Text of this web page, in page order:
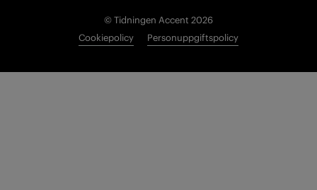
© Tidningen Accent 2026
Cookiepolicy
Personuppgiftspolicy